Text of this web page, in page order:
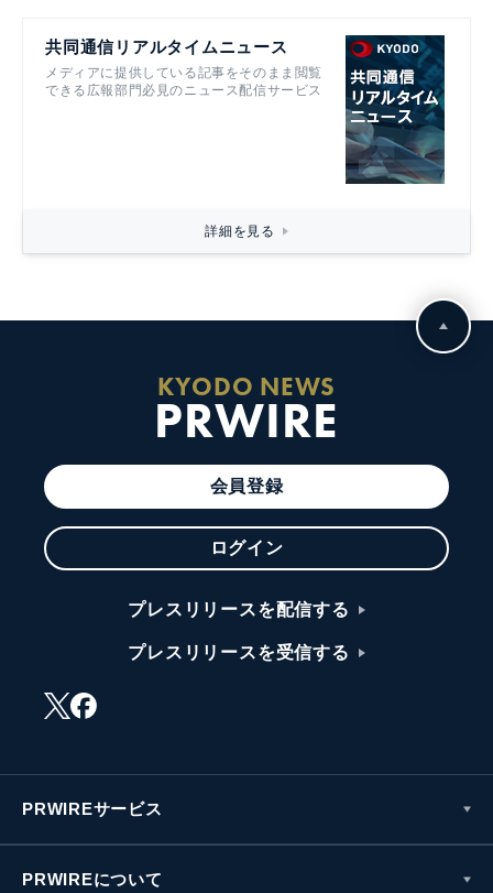
共同通信リアルタイムニュース
メディアに提供している記事をそのまま閲覧
できる広報部門必見のニュース配信サービス
詳細を見る
KYODO NEWS
PRWIRE
会員登録
ログイン
プレスリリースを配信する
プレスリリースを受信する
PRWIREサービス
PRWIREについて